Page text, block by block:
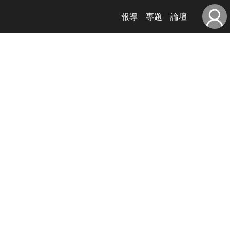
報導 專題 論壇